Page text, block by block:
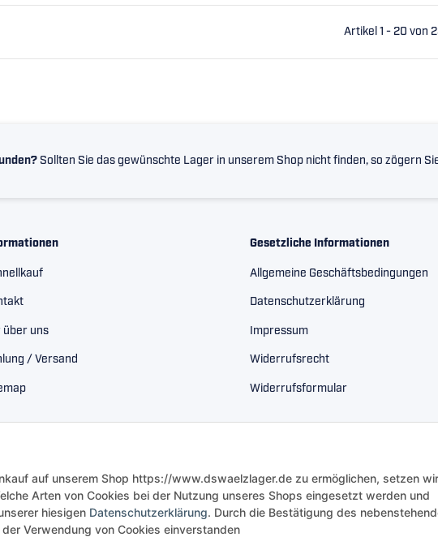
auf unserem Shop https://www.dswaelzlager.de zu ermöglichen, setzen wir
Arten von Cookies bei der Nutzung unseres Shops eingesetzt werden und
hiesigen Datenschutzerklärung. Durch die Bestätigung des
Verwendung von Cookies einverstanden
Artikel 1 - 20 von
Sollten Sie das gewünschte Lager in unserem Shop nicht finden, so zögern
über uns
/ Versand
Gesetzliche Informationen
Allgemeine Geschäftsbedingungen
Datenschutzerklärung
Impressum
Widerrufsrecht
Widerrufsformular